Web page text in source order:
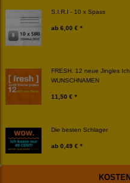
S.I.R.I - 10 x Spass
ab 6,00 € *
FRESH. 12 neue Jingles
WUNSCHNAMEN
11,50 € *
Die besten Schlager
ab 0,49 € *